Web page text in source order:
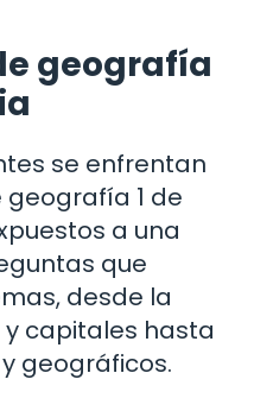
geografía
se enfrentan
1 de
a una
que
desde la
capitales hasta
geográficos.